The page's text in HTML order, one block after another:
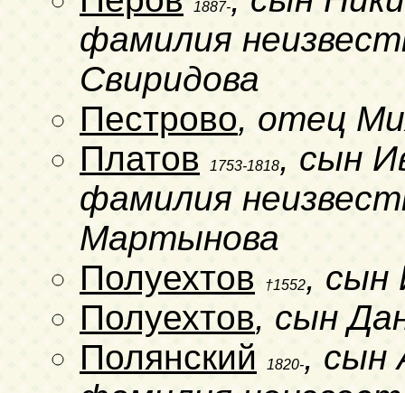
1887-
фамилия
Свиридова
Пестрово, отец
Платов
1753-1818, сын
фамилия
Мартынова
Полуехтов
†1552, сын
Полуехтов, сын
Полянский
1820-, сын